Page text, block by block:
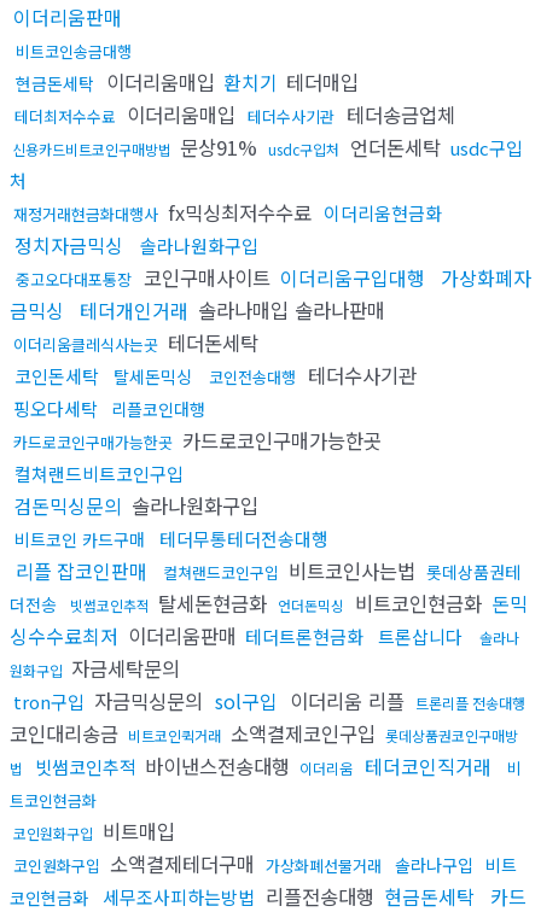
이더리움판매
비트코인송금대행
현금돈세탁 이더리움매입 환치기 테더매입
테더최저수수료 이더리움매입 테더수사기관 테더송금업체
신용카드비트코인구매방법 문상91% usdc구입처 언더돈세탁 usdc구입
처
재정거래현금화대행사 fx믹싱최저수수료 이더리움현금화
정치자금믹싱 솔라나원화구입
중고오다대포통장 코인구매사이트 이더리움구입대행
가상화폐자
금믹싱
테더개인거래 솔라나매입 솔라나판매
이더리움클레식사는곳 테더돈세탁
코인돈세탁 탈세돈믹싱 코인전송대행 테더수사기관
핑오다세탁 리플코인대행
카드로코인구매가능한곳 카드로코인구매가능한곳
컬쳐랜드비트코인구입
검돈믹싱문의 솔라나원화구입
비트코인 카드구매 테더무통테더전송대행
리플 잡코인판매 컬쳐랜드코인구입 비트코인사는법 롯데상품권테
더전송
빗썸코인추적 탈세돈현금화 언더돈믹싱 비트코인현금화 돈믹
싱수수료최저 이더리움판매 테더트론현금화 트론삽니다
솔라나
원화구입 자금세탁문의
tron구입 자금믹싱문의 sol구입 이더리움 리플 트론리플 전송대행
코인대리송금 비트코인퀵거래 소액결제코인구입 롯데상품권코인구매방
법
빗썸코인추적 바이낸스전송대행 이더리움 테더코인직거래
비
트코인현금화
코인원화구입 비트매입
코인원화구입 소액결제테더구매 가상화폐선물거래 솔라나구입
비트
코인현금화
세무조사피하는방법 리플전송대행 현금돈세탁 카드